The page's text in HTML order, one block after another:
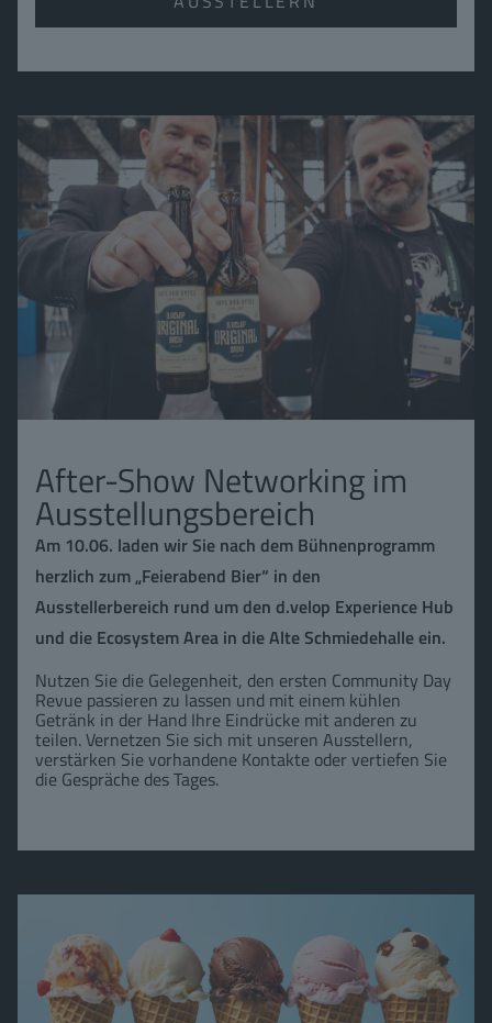
After-Show Networking im
Ausstellungsbereich
Am 10.06. laden wir Sie nach dem Bühnenprogramm
herzlich zum „Feierabend Bier“ in den
Ausstellerbereich rund um den d.velop Experience Hub
und die Ecosystem Area in die Alte Schmiedehalle ein.
Nutzen Sie die Gelegenheit, den ersten Community Day
Revue passieren zu lassen und mit einem kühlen
Getränk in der Hand Ihre Eindrücke mit anderen zu
teilen. Vernetzen Sie sich mit unseren Ausstellern,
verstärken Sie vorhandene Kontakte oder vertiefen Sie
die Gespräche des Tages.